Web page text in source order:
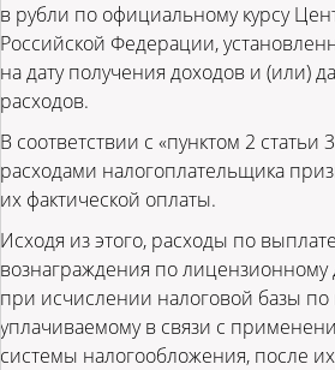
в рубли по официальному курсу
Российской Федерации,
на дату получения доходов и (или)
расходов.
В соответствии с «пунктом 2 статьи
расходами налогоплательщика
их фактической оплаты.
Исходя из этого, расходы по
вознаграждения по лицензионному
при исчислении налоговой базы по
уплачиваемому в связи с
системы налогообложения, после